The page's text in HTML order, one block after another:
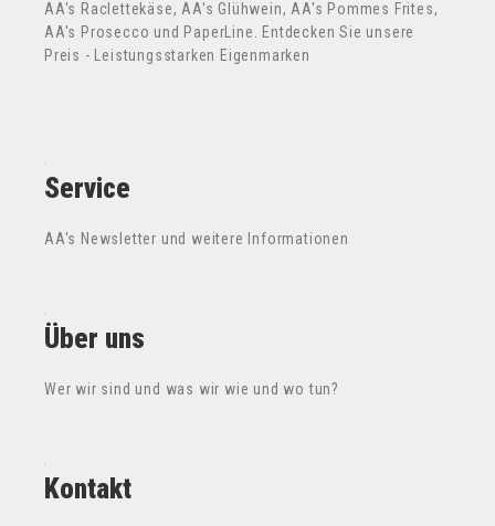
AA's Raclettekäse, AA's Glühwein, AA's Pommes Frites,
AA's Prosecco und PaperLine. Entdecken Sie unsere
Preis - Leistungsstarken Eigenmarken
Service
AA's Newsletter und weitere Informationen
Über uns
Wer wir sind und was wir wie und wo tun?
Kontakt